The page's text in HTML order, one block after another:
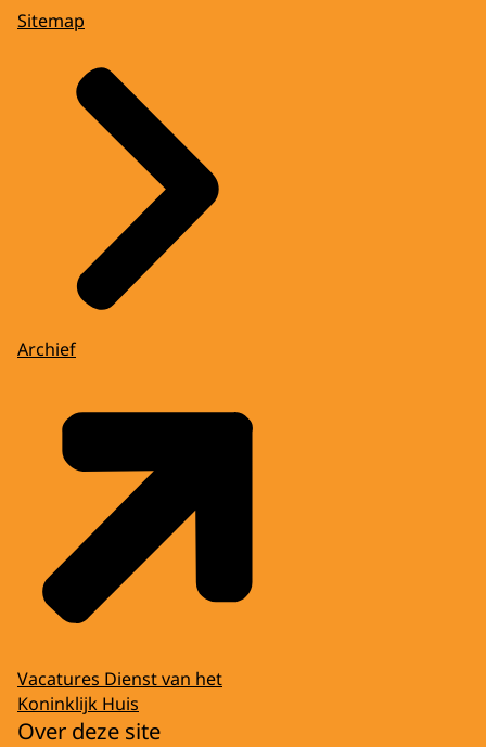
Sitemap
Archief
Vacatures Dienst van het
Koninklijk Huis
Over deze site